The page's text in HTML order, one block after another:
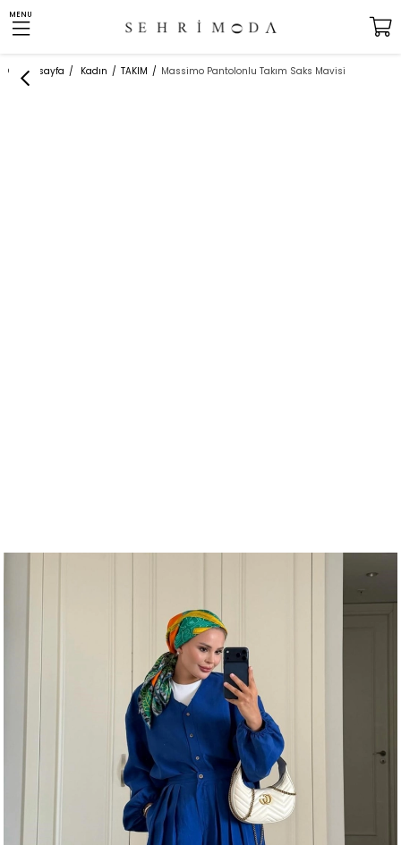
MENU
Anasayfa Kadın TAKIM Massimo Pantolonlu Takım Saks Mavisi